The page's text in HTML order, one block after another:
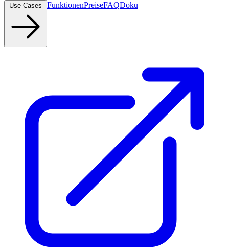
FunktionenPreiseFAQDoku